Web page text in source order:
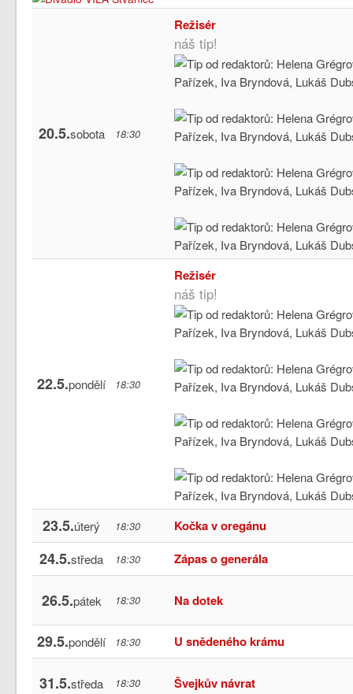
20.5.sobota 18:30
Režisér
náš tip!
22.5.pondělí 18:30
Režisér
náš tip!
23.5.úterý 18:30 Kočka v oregánu
24.5.středa 18:30 Zápas o generála
26.5.pátek 18:30 Na dotek
29.5.pondělí 18:30 U snědeného krámu
31.5.středa 18:30 Švejkův návrat